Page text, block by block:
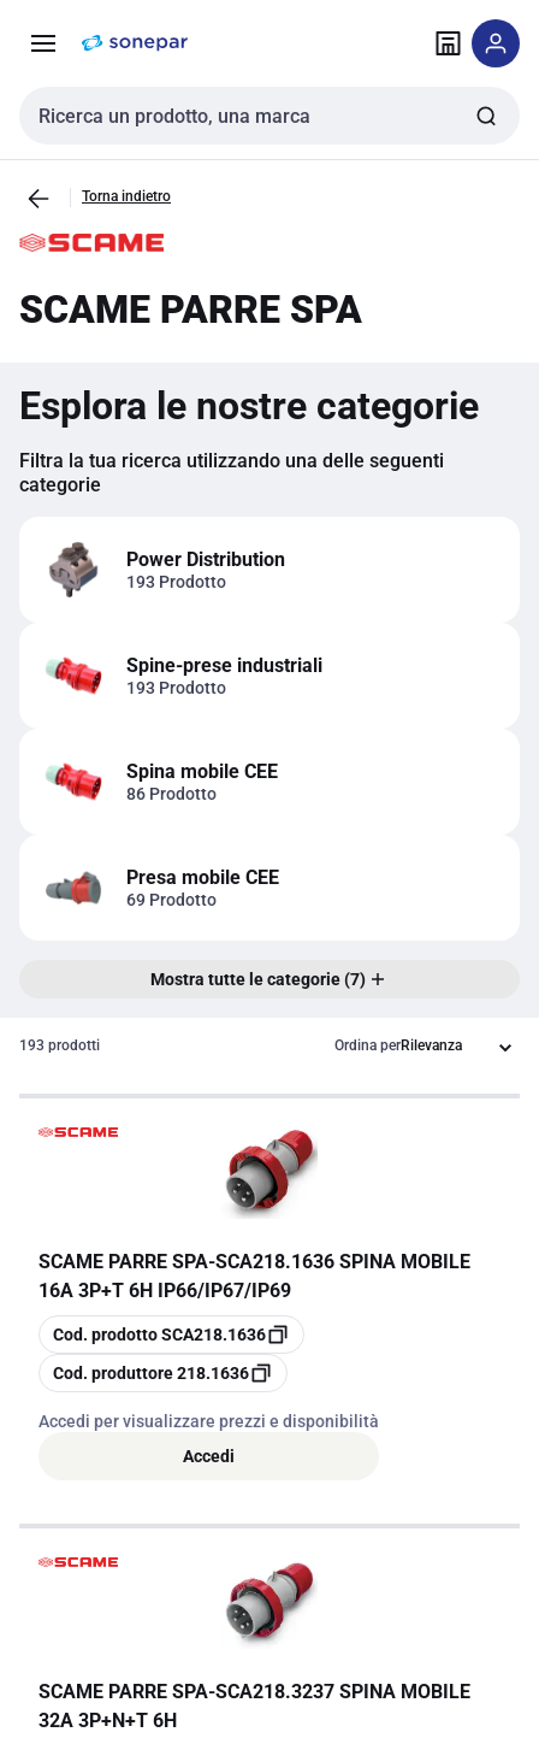
navigazione alla
Cerca input
Torna indietro
SCAME PARRE SPA
Esplora le nostre categorie
Filtra la tua ricerca utilizzando una delle seguenti
categorie
Power Distribution
193 Prodotto
Spine-prese industriali
193 Prodotto
Spina mobile CEE
86 Prodotto
Presa mobile CEE
69 Prodotto
Mostra tutte le categorie (7)
193 prodotti Ordina per
SCAME PARRE SPA-SCA218.1636 SPINA MOBILE
16A 3P+T 6H IP66/IP67/IP69
copia
Cod. prodottoSCA218.1636
copia
Cod. produttore218.1636
Accedi per visualizzare prezzi e disponibilità
Accedi
SCAME PARRE SPA-SCA218.3237 SPINA MOBILE
32A 3P+N+T 6H